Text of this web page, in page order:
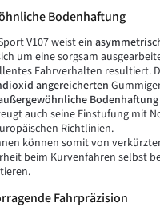
Bodenhaftung
V107 weist ein
um eine sorgsam
Fahrverhalten resultiert.
angereicherten
Bodenhaftung
auch seine Einstufung mit
Richtlinien.
können somit von
beim Kurvenfahren selbst
Fahrpräzision